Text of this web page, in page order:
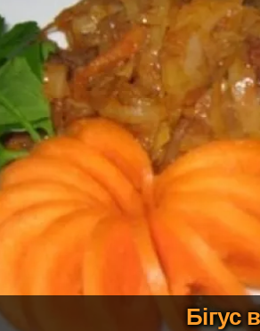
Бігус